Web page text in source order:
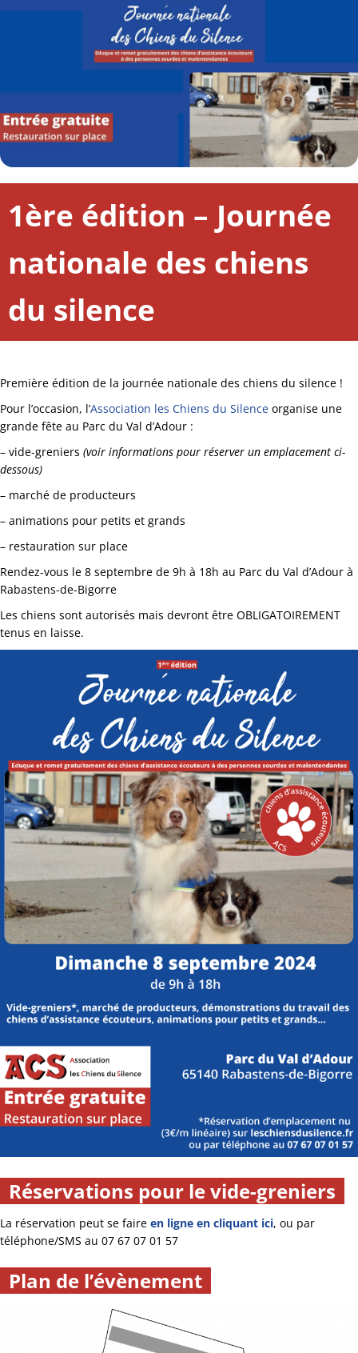
1ère édition – Journée
nationale des chiens
du silence
Première édition de la journée nationale des chiens du silence !
Pour l’occasion, l’Association les Chiens du Silence organise une
grande fête au Parc du Val d’Adour :
– vide-greniers (voir informations pour réserver un emplacement ci-
dessous)
– marché de producteurs
– animations pour petits et grands
– restauration sur place
Rendez-vous le 8 septembre de 9h à 18h au Parc du Val d’Adour à
Rabastens-de-Bigorre
Les chiens sont autorisés mais devront être OBLIGATOIREMENT
tenus en laisse.
Réservations pour le vide-greniers
La réservation peut se faire en ligne en cliquant ici, ou par
téléphone/SMS au 07 67 07 01 57
Plan de l’évènement